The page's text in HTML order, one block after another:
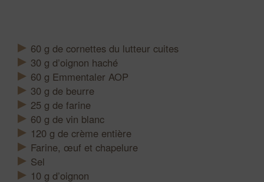
60 g de cornettes du lutteur cuites
30 g d’oignon haché
60 g Emmentaler AOP
30 g de beurre
25 g de farine
60 g de vin blanc
120 g de crème entière
Farine, œuf et chapelure
Sel
10 g d’oignon